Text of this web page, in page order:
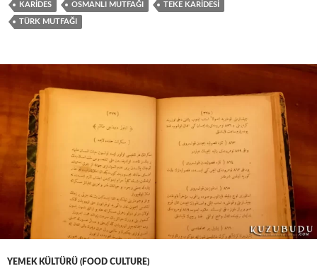
KARIDES OSMANLI MUTFAĞI TEKE KARIDESI
TÜRK MUTFAĞI
YEMEK KÜLTÜRÜ (FOOD CULTURE)